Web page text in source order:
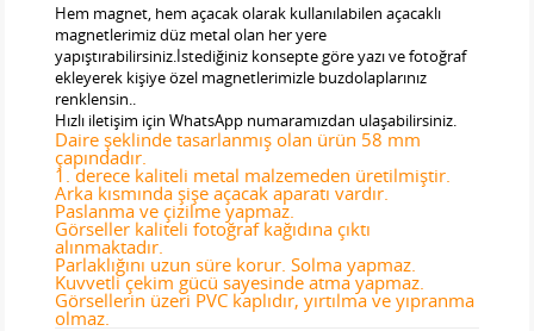
Hem magnet, hem açacak olarak kullanılabilen açacaklı
magnetlerimiz düz metal olan her yere
yapıştırabilirsiniz.İstediğiniz konsepte göre yazı ve fotoğraf
ekleyerek kişiye özel magnetlerimizle buzdolaplarınız
renklensin..
Hızlı iletişim için WhatsApp numaramızdan ulaşabilirsiniz.
Daire şeklinde tasarlanmış olan ürün 58 mm
çapındadır.
1. derece kaliteli metal malzemeden üretilmiştir.
Arka kısmında şişe açacak aparatı vardır.
Paslanma ve çizilme yapmaz.
Görseller kaliteli fotoğraf kağıdına çıktı
alınmaktadır.
Parlaklığını uzun süre korur. Solma yapmaz.
Kuvvetli çekim gücü sayesinde atma yapmaz.
Görsellerin üzeri PVC kaplıdır, yırtılma ve yıpranma
olmaz.